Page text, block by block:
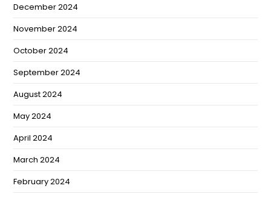
December 2024
November 2024
October 2024
September 2024
August 2024
May 2024
April 2024
March 2024
February 2024